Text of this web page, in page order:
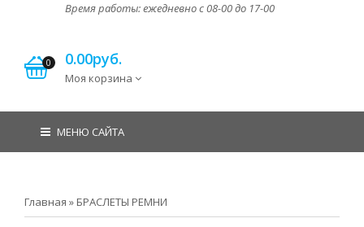
Время работы: ежедневно с 08-00 до 17-00
0 0.00руб.
Моя корзина
МЕНЮ САЙТА
Главная » БРАСЛЕТЫ РЕМНИ